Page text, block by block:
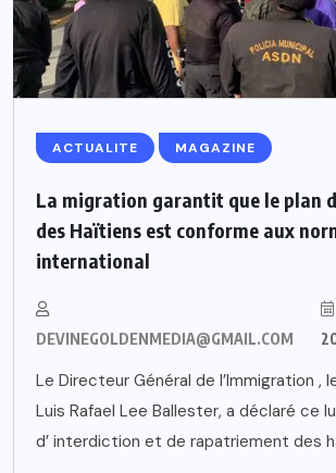
ACTUALITE MAGAZINE
La migration garantit que le plan
des Haïtiens est conforme aux
international
DEVINEGOLDENMEDIA@GMAIL.COM
Le Directeur Général de l’Immigration ,
Luis Rafael Lee Ballester, a déclaré ce
d’ interdiction et de rapatriement des